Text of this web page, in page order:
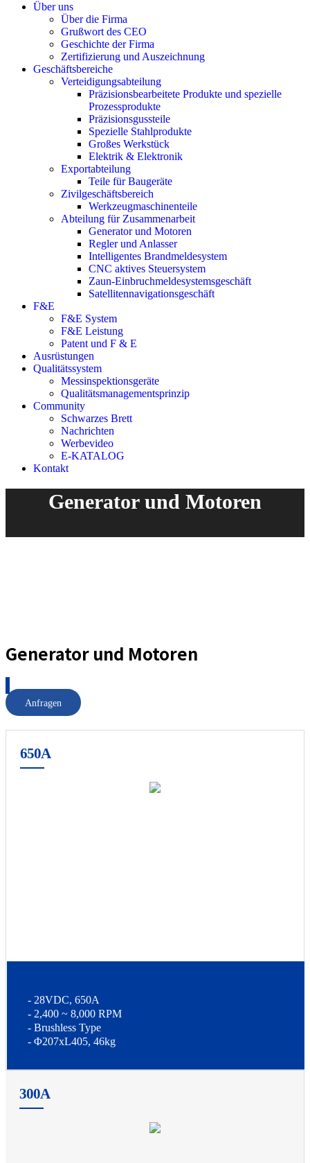
Über uns
Über die Firma
Grußwort des CEO
Geschichte der Firma
Zertifizierung und Auszeichnung
Geschäftsbereiche
Verteidigungsabteilung
Präzisionsbearbeitete Produkte und spezielle
Prozessprodukte
Präzisionsgussteile
Spezielle Stahlprodukte
Großes Werkstück
Elektrik & Elektronik
Exportabteilung
Teile für Baugeräte
Zivilgeschäftsbereich
Werkzeugmaschinenteile
Abteilung für Zusammenarbeit
Generator und Motoren
Regler und Anlasser
Intelligentes Brandmeldesystem
CNC aktives Steuersystem
Zaun-Einbruchmeldesystemsgeschäft
Satellitennavigationsgeschäft
F&E
F&E System
F&E Leistung
Patent und F & E
Ausrüstungen
Qualitätssystem
Messinspektionsgeräte
Qualitätsmanagementsprinzip
Community
Schwarzes Brett
Nachrichten
Werbevideo
E-KATALOG
Kontakt
Generator und Motoren
Generator und Motoren
Anfragen
650A
- 28VDC, 650A
- 2,400 ~ 8,000 RPM
- Brushless Type
- Φ207xL405, 46kg
300A